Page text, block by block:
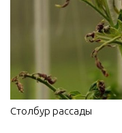
Столбур рассады